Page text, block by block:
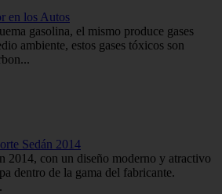
en los Autos
gasolina, el mismo produce gases
ambiente, estos gases tóxicos son
Sedán 2014
2014, con un diseño moderno y atractivo
dentro de la gama del fabricante.